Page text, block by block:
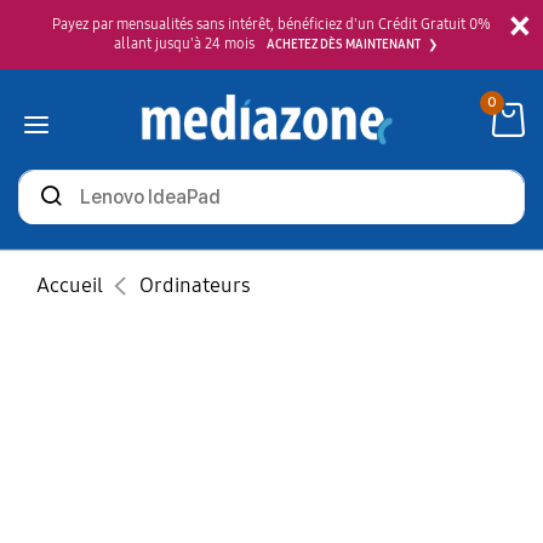
×
Payez par mensualités sans intérêt, bénéficiez d'un Crédit Gratuit 0%
allant jusqu'à 24 mois
ACHETEZ DÈS MAINTENANT
Rechercher
des
produits
0
Accueil Ordinateurs